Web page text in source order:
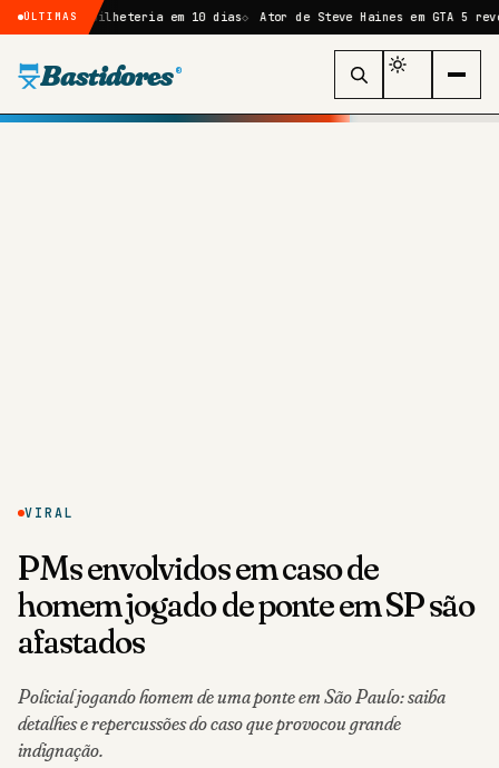
ÚLTIMAS
de bilheteria em 10 dias Ator de Steve Haines em GTA 5 revela
Bastidores ®
VIRAL
PMs envolvidos em caso de
homem jogado de ponte em SP são
afastados
Policial jogando homem de uma ponte em São Paulo: saiba
detalhes e repercussões do caso que provocou grande
indignação.